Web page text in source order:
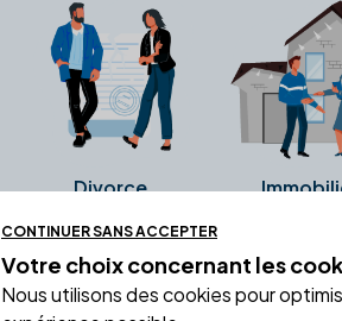
Divorce
Ces avis proviennent directement
CONTINUER SANS ACCEPTER
Votre choix concernant les
Nous utilisons des cookies pour